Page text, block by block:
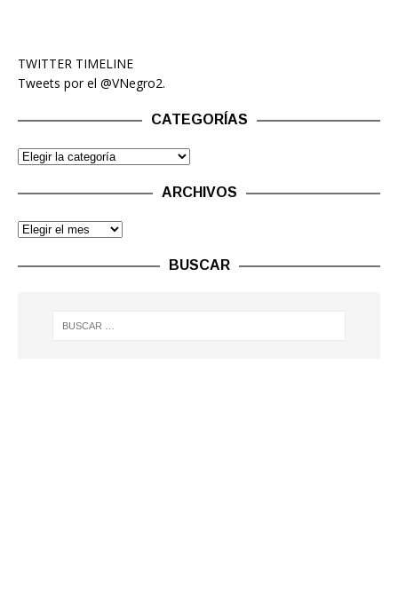
TWITTER TIMELINE
Tweets por el @VNegro2.
CATEGORÍAS
ARCHIVOS
BUSCAR